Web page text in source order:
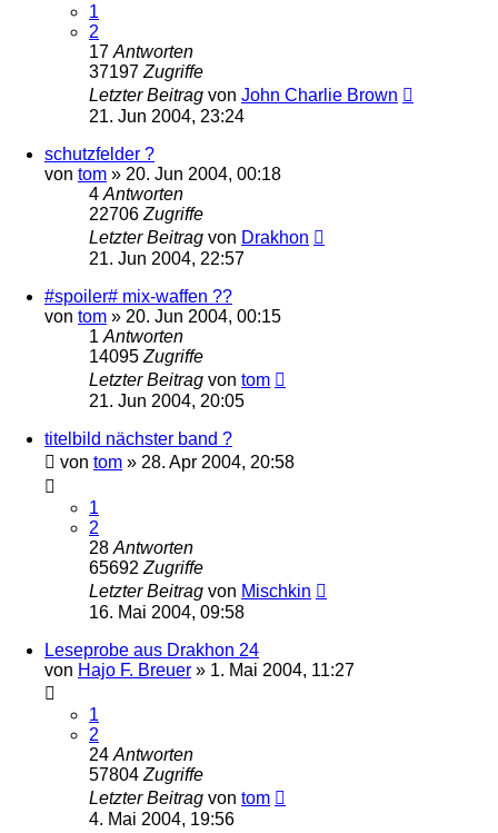
1
2
17 Antworten
37197 Zugriffe
Letzter Beitrag von John Charlie Brown
21. Jun 2004, 23:24
schutzfelder ?
von tom » 20. Jun 2004, 00:18
4 Antworten
22706 Zugriffe
Letzter Beitrag von Drakhon
21. Jun 2004, 22:57
#spoiler# mix-waffen ??
von tom » 20. Jun 2004, 00:15
1 Antworten
14095 Zugriffe
Letzter Beitrag von tom
21. Jun 2004, 20:05
titelbild nächster band ?
von tom » 28. Apr 2004, 20:58
1
2
28 Antworten
65692 Zugriffe
Letzter Beitrag von Mischkin
16. Mai 2004, 09:58
Leseprobe aus Drakhon 24
von Hajo F. Breuer » 1. Mai 2004, 11:27
1
2
24 Antworten
57804 Zugriffe
Letzter Beitrag von tom
4. Mai 2004, 19:56